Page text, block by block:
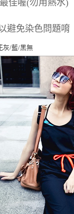
佳喔(勿用熱水)
避免染色問題唷
灰/藍/黑無